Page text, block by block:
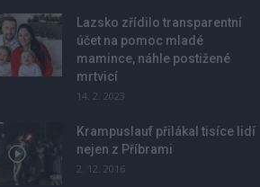
Lazsko zřídilo transparentní
účet na pomoc mladé
mamince, náhle postižené
mrtvicí
14. 2. 2023
Krampuslauf přilákal tisíce lidí
nejen z Příbrami
2. 12. 2016